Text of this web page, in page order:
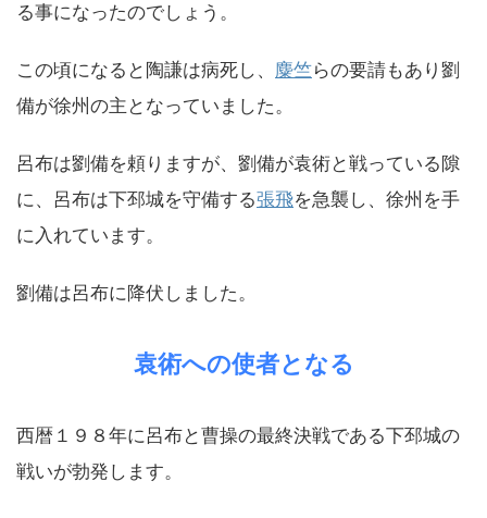
る事になったのでしょう。
この頃になると陶謙は病死し、 麋竺らの要請もあり劉
備が徐州の主となっていました。
呂布は劉備を頼りますが、劉備が袁術と戦っている隙
に、呂布は下邳城を守備する張飛を急襲し、徐州を手
に入れています。
劉備は呂布に降伏しました。
袁術への使者となる
西暦１９８年に呂布と曹操の最終決戦である下邳城の
戦いが勃発します。